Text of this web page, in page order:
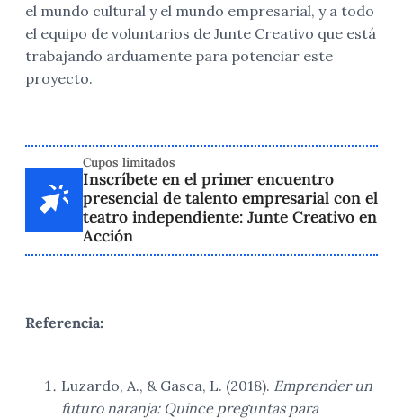
el mundo cultural y el mundo empresarial, y a todo
el equipo de voluntarios de Junte Creativo que está
trabajando arduamente para potenciar este
proyecto.
Cupos limitados
Inscríbete en el primer encuentro
presencial de talento empresarial con el
teatro independiente: Junte Creativo en
Acción
Referencia:
Luzardo, A., & Gasca, L. (2018). Emprender un
futuro naranja: Quince preguntas para